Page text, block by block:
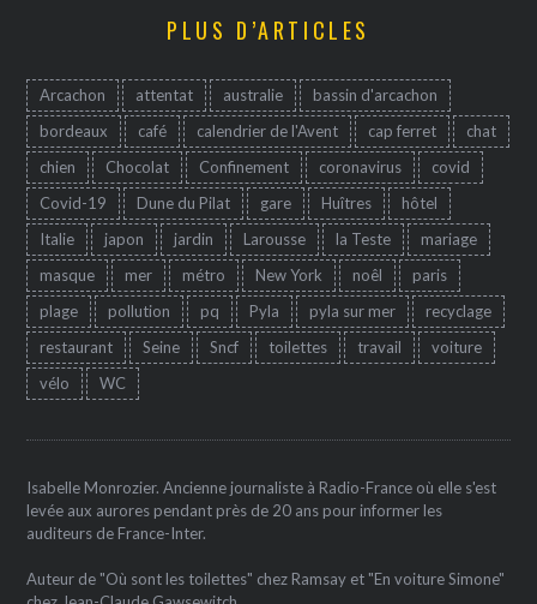
PLUS D’ARTICLES
Arcachon attentat australie
bassin d'arcachon
bordeaux
café calendrier de l'Avent cap ferret
chat
chien
Chocolat Confinement coronavirus
covid
Covid-19
Dune du Pilat gare Huîtres
hôtel
Italie
japon jardin Larousse la Teste
mariage
masque
mer métro New York noêl
paris
plage
pollution pq Pyla pyla sur mer
recyclage
restaurant
Seine Sncf toilettes travail
voiture
vélo
WC
Isabelle Monrozier. Ancienne journaliste à Radio-France où elle s'est
levée aux aurores pendant près de 20 ans pour informer les
auditeurs de France-Inter.
Auteur de "Où sont les toilettes" chez Ramsay et "En voiture Simone"